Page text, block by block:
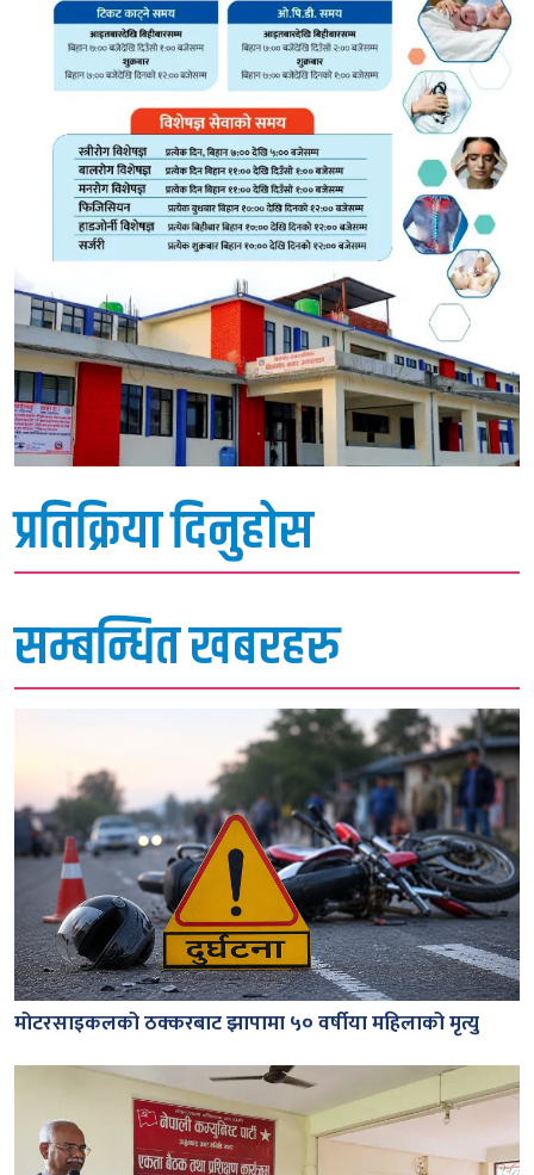
प्रतिक्रिया दिनुहोस
सम्बन्धित खबरहरु
मोटरसाइकलको ठक्करबाट झापामा ५० वर्षीया महिलाको मृत्यु